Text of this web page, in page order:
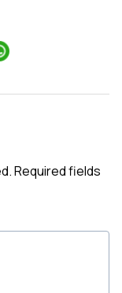
Required fields